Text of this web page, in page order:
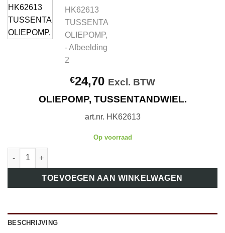
€24,70 Excl. BTW
OLIEPOMP, TUSSENTANDWIEL.
art.nr. HK62613
Op voorraad
art.nr. HK62613 TUSSENTANDWIEL OLIEPOMP, aantal
TOEVOEGEN AAN WINKELWAGEN
BESCHRIJVING